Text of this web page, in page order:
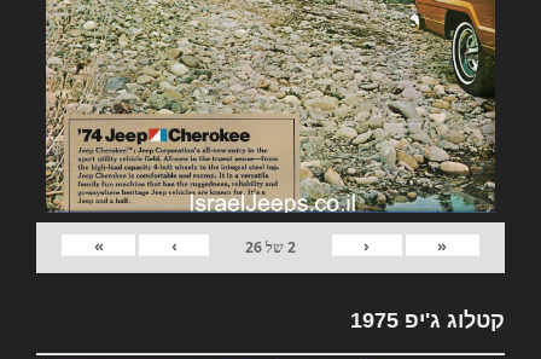
«
‹
2של26
›
»
קטלוג ג'יפ 1975